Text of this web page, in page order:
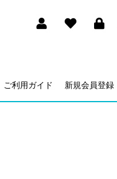
ご利用ガイド 新規会員登録